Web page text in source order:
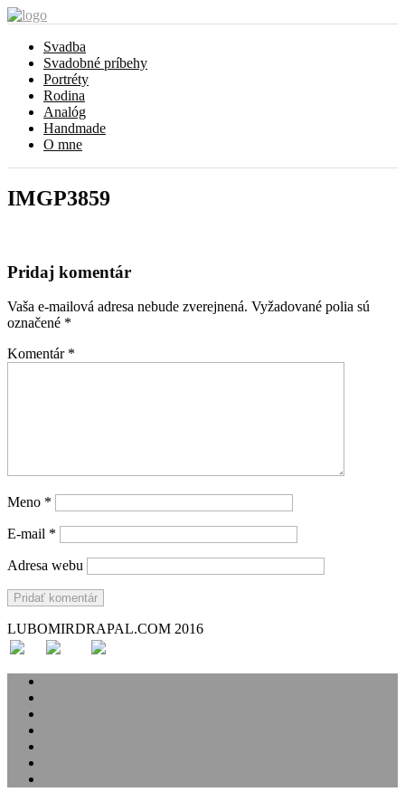
Svadba
Svadobné príbehy
Portréty
Rodina
Analóg
Handmade
O mne
IMGP3859
Pridaj komentár
Vaša e-mailová adresa nebude zverejnená. Vyžadované polia sú
označené *
Komentár *
Meno *
E-mail *
Adresa webu
LUBOMIRDRAPAL.COM 2016